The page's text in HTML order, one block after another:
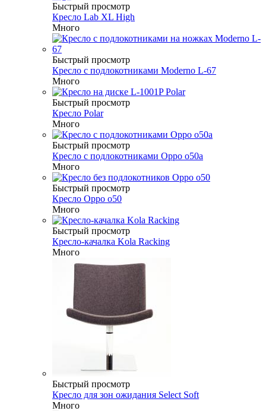
Быстрый просмотр
Кресло Lab XL High
Много
Быстрый просмотр
Кресло c подлокотниками Moderno L-67
Много
Быстрый просмотр
Кресло Polar
Много
Быстрый просмотр
Кресло с подлокотниками Oppo o50a
Много
Быстрый просмотр
Кресло Oppo o50
Много
Быстрый просмотр
Кресло-качалка Kola Racking
Много
Быстрый просмотр
Кресло для зон ожидания Select Soft
Много